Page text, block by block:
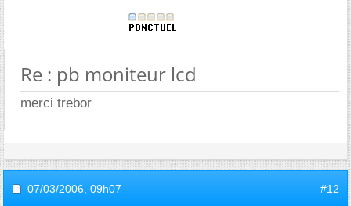
Re : pb moniteur lcd
merci trebor
07/03/2006, 09h07 #12